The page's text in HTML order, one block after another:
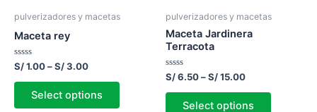
pulverizadores y macetas
Maceta rey
Rated
0
out
S/1.00–S/3.00
Select options
pulverizadores y macetas
Maceta Jardinera
Terracota
Rated
0
out
S/6.50–S/15.00
Select options